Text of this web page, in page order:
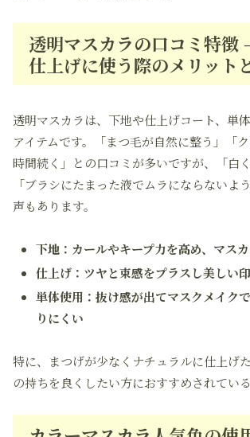
透明マスカラの口コミ特徴
仕上げに使う際のメリット
透明マスカラは、下地や仕上げコート、単
アイテムです。「まつ毛が自然に整う」「
時間続く」との口コミが多いですが、「白く
「ブラシにたまった液でムラにならないよ
声もあります。
下地：カールやキープ力を高め、マス
仕上げ：ツヤと束感をプラスし美しい
単体使用：抜け感が出てマスクメイク
りにくい
特に、まつげが少なくナチュラルに仕上げ
の持ちを良くしたい方におすすめされている